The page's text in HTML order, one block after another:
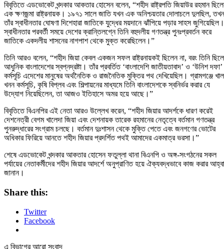
বিবৃতিতে এডভোকেট খন্দকার আকতার হোসেন বলেন, “শহীদ রাষ্ট্রপতি জিয়াউর রহমান
এক ক্ষণজন্মা রাষ্ট্রনায়ক। ১৯৭১ সালে জাতি যখন এক অনিশ্চয়তার দোলাচলে দুলছিল, তখন
তাঁর স্বাধীনতার ঘোষণা দিশেহারা জাতিকে যুদ্ধের ময়দানে ঝাঁপিয়ে পড়ার সাহস জুগিয়েছিল।
স্বাধীনতার পরবর্তী সময়ে দেশের ক্রান্তিলগ্নে তিনি বহুদলীয় গণতন্ত্র পুনঃপ্রবর্তন করে
জাতিকে একদলীয় শাসনের নাগপাশ থেকে মুক্ত করেছিলেন।”
তিনি আরও বলেন, “শহীদ জিয়া কেবল একজন সফল রাষ্ট্রনায়কই ছিলেন না, বরং তিনি
আধুনিক বাংলাদেশের স্বপ্নদ্রষ্টা। তাঁর প্রবর্তিত ‘বাংলাদেশি জাতীয়তাবাদ’ ও ‘উনিশ দফা’
কর্মসূচি এদেশের মানুষের অর্থনৈতিক ও রাজনৈতিক মুক্তির পথ দেখিয়েছিল। গ্রামগঞ্জে খাল
খনন কর্মসূচি, কৃষি বিপ্লব এবং শিল্পায়নের মাধ্যমে তিনি বাংলাদেশকে স্বনির্ভর করার যে
উদ্যোগ নিয়েছিলেন, তা আজও ইতিহাসে অমর হয়ে আছে।”
বিবৃতিতে বিএনপির এই নেতা আরও উল্লেখ করেন, “শহীদ জিয়ার আদর্শকে ধারণ করেই
দেশনেত্রী বেগম খালেদা জিয়া এবং দেশনায়ক তারেক রহমানের নেতৃত্বে বর্তমান গণতন্ত্র
পুনরুদ্ধারের সংগ্রাম চলছে। বর্তমান দুঃশাসন থেকে মুক্তি পেতে এবং জনগণের ভোটের
অধিকার ফিরিয়ে আনতে শহীদ জিয়ার প্রদর্শিত পথই আমাদের একমাত্র ভরসা।”
শেষে এডভোকেট খন্দকার আকতার হোসেন ফতুল্লা থানা বিএনপি ও অঙ্গ-সংগঠনের সকল
পর্যায়ের নেতাকর্মীদের শহীদ জিয়ার আদর্শে অনুপ্রাণিত হয়ে ঐক্যবদ্ধভাবে কাজ করার
জানান।
Share this:
Twitter
Facebook
এ বিভাগের আরো সংবাদ